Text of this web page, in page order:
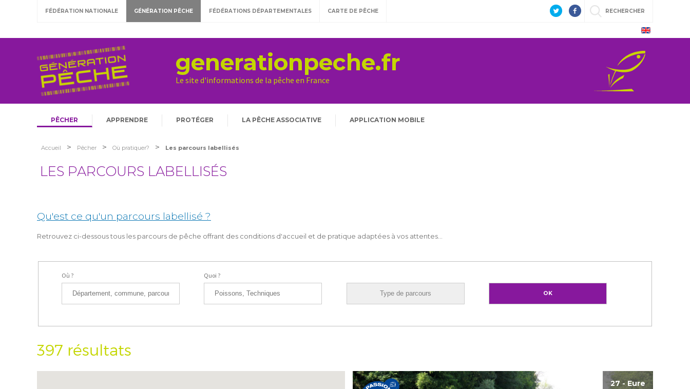
FÉDÉRATION NATIONALE GÉNÉRATION PÊCHE FÉDÉRATIONS DÉPARTEMENTALES CARTE DE PÊCHE RECHERCHER
generationpeche.fr
Le site d'informations de la pêche en France
PÊCHER APPRENDRE PROTÉGER LA PÊCHE ASSOCIATIVE APPLICATION MOBILE
Accueil > Pêcher > Où pratiquer? > Les parcours labellisés
LES PARCOURS LABELLISÉS
Qu'est ce qu'un parcours labellisé ?
Retrouvez ci-dessous tous les parcours de pêche offrant des conditions d'accueil et de pratique adaptées à vos attentes...
Où ? Quoi ?
397 résultats
27 - Eure